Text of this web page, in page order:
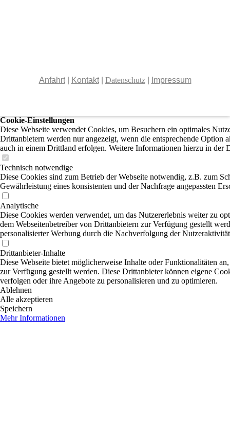
Anfahrt| Kontakt| Datenschutz| Impressum
Cookie-Einstellungen
Diese Webseite verwendet Cookies, um Besuchern ein optimales
Drittanbietern werden nur angezeigt, wenn die entsprechende Option
auch in einem Drittland erfolgen. Weitere Informationen hierzu in der
Technisch notwendige
Diese Cookies sind zum Betrieb der Webseite notwendig, z.B. zum
Gewährleistung eines konsistenten und der Nachfrage angepassten
Analytische
Diese Cookies werden verwendet, um das Nutzererlebnis weiter zu
dem Webseitenbetreiber von Drittanbietern zur Verfügung gestellt
personalisierter Werbung durch die Nachverfolgung der
Drittanbieter-Inhalte
Diese Webseite bietet möglicherweise Inhalte oder Funktionalitäten
zur Verfügung gestellt werden. Diese Drittanbieter können eigene
verfolgen oder ihre Angebote zu personalisieren und zu optimieren.
Ablehnen
Alle akzeptieren
Speichern
Mehr Informationen